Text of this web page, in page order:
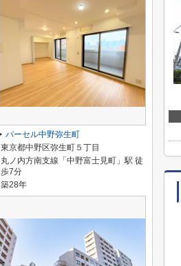
パーセル中野弥生町
東京都中野区弥生町５丁目
丸ノ内方南支線「中野富士見町」駅 徒
歩7分
築28年